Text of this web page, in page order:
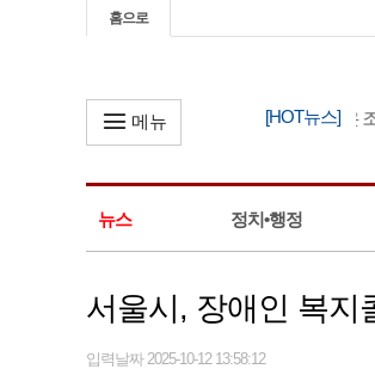
홈으로
[HOT뉴스]
한병도, “정부 세제 개편안은 조세 정
메뉴
뉴스 정치•행정
서울시, 장애인 복지
입력날짜 2025-10-12 13:58:12